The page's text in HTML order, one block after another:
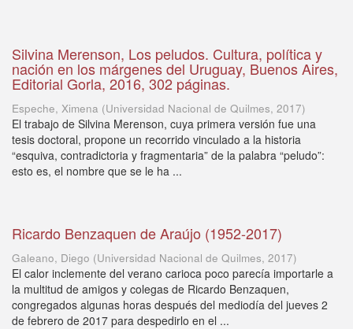
Silvina Merenson, Los peludos. Cultura, política y
nación en los márgenes del Uruguay, Buenos Aires,
Editorial Gorla, 2016, 302 páginas.
Espeche, Ximena (Universidad Nacional de Quilmes, 2017)
El trabajo de Silvina Merenson, cuya primera versión fue una
tesis doctoral, propone un recorrido vinculado a la historia
“esquiva, contradictoria y fragmentaria” de la palabra “peludo”:
esto es, el nombre que se le ha ...
Ricardo Benzaquen de Araújo (1952-2017)
Galeano, Diego (Universidad Nacional de Quilmes, 2017)
El calor inclemente del verano carioca poco parecía importarle a
la multitud de amigos y colegas de Ricardo Benzaquen,
congregados algunas horas después del mediodía del jueves 2
de febrero de 2017 para despedirlo en el ...